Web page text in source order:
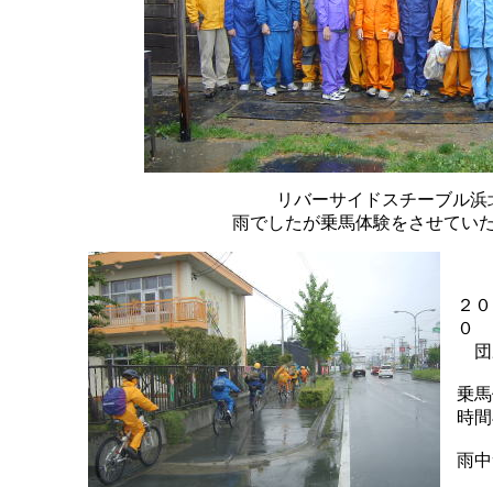
リバーサイドスチーブル浜
雨でしたが乗馬体験をさせてい
２
０
団
乗
時
雨